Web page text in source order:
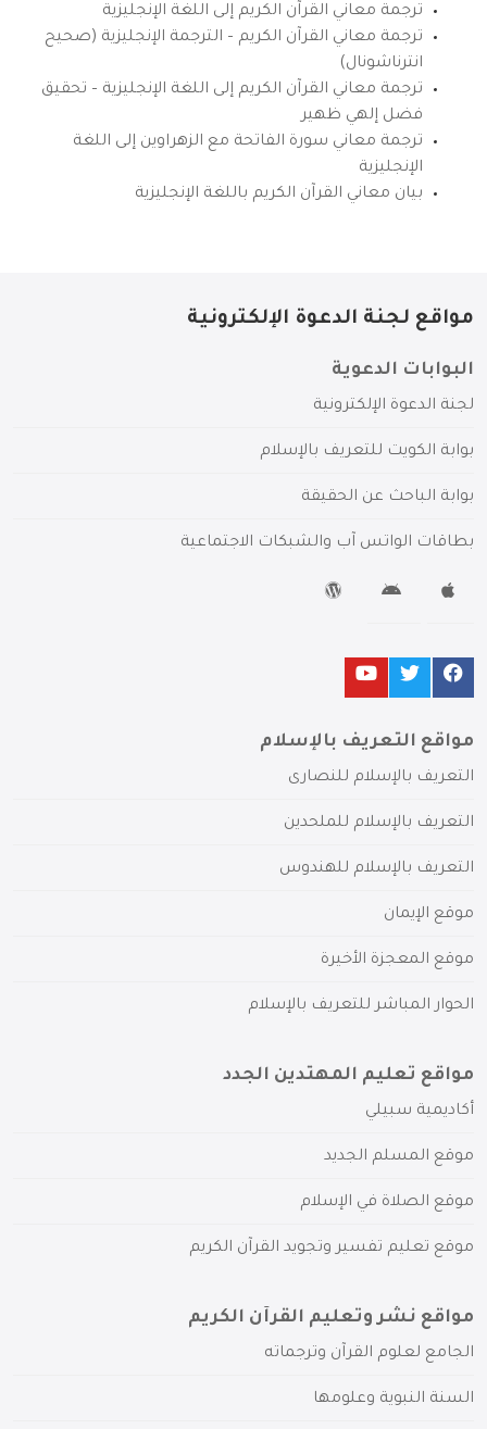
ترجمة معاني القرآن الكريم إلى اللغة الإنجليزية
ترجمة معاني القرآن الكريم – الترجمة الإنجليزية (صحيح
انترناشونال)
ترجمة معاني القرآن الكريم إلى اللغة الإنجليزية – تحقيق
فضل إلهي ظهير
ترجمة معاني سورة الفاتحة مع الزهراوين إلى اللغة
الإنجليزية
بيان معاني القرآن الكريم باللغة الإنجليزية
مواقع لجنة الدعوة الإلكترونية
البوابات الدعوية
لجنة الدعوة الإلكترونية
بوابة الكويت للتعريف بالإسلام
بوابة الباحث عن الحقيقة
بطاقات الواتس آب والشبكات الاجتماعية
مواقع التعريف بالإسلام
التعريف بالإسلام للنصارى
التعريف بالإسلام للملحدين
التعريف بالإسلام للهندوس
موقع الإيمان
موقع المعجزة الأخيرة
الحوار المباشر للتعريف بالإسلام
مواقع تعليم المهتدين الجدد
أكاديمية سبيلي
موقع المسلم الجديد
موقع الصلاة في الإسلام
موقع تعليم تفسير وتجويد القرآن الكريم
مواقع نشر وتعليم القرآن الكريم
الجامع لعلوم القرآن وترجماته
السنة النبوية وعلومها